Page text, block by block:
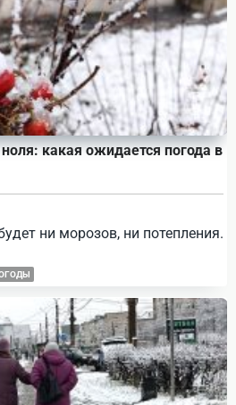
какая ожидается погода в
ни морозов, ни потепления.